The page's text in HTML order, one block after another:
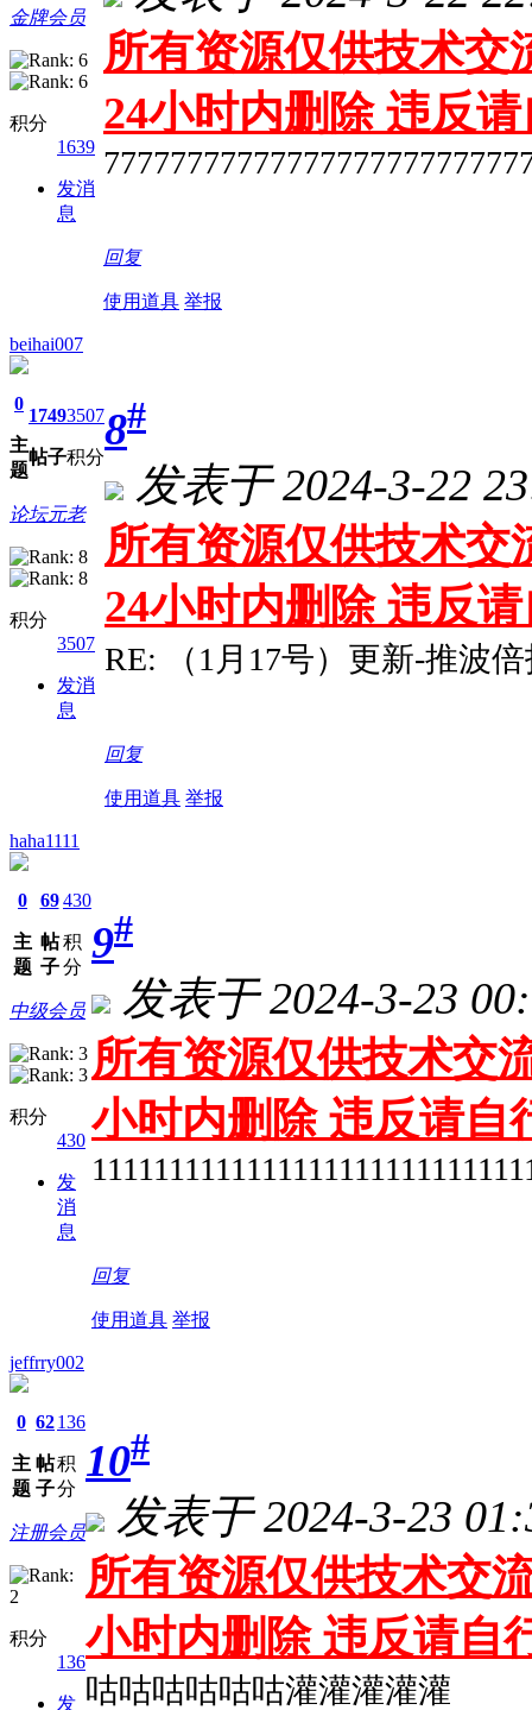
金牌会员
积分
1639
发消
息
所有资源仅供技术交
24小时内删除 违反
回复
使用道具 举报
beihai007
0
主
题
1749
帖子
3507
积分
论坛元老
积分
3507
发消
息
8#
发表于 2024-3-22
所有资源仅供技术交
24小时内删除 违反
RE: （1月17号）更新-推波
回复
使用道具 举报
haha1111
0
主
题
69
帖
子
430
积
分
中级会员
积分
430
发
消
息
9#
发表于 2024-3-23
所有资源仅供技术交
小时内删除 违反请自
回复
使用道具 举报
jeffrry002
0
主
题
62
帖
子
136
积
分
注册会员
积分
136
发
10#
发表于 2024-3-23
所有资源仅供技术交
小时内删除 违反请自
咕咕咕咕咕咕灌灌灌灌灌